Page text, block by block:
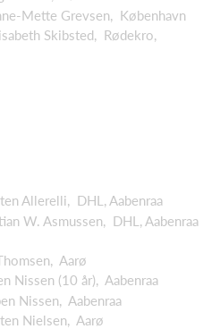
Mette Grevsen, København
Skibsted, Rødekro,
Allerelli, DHL, Aabenraa
W. Asmussen, DHL, Aabenraa
Aarø
(10 år), Aabenraa
Nissen, Aabenraa
Nielsen, Aarø